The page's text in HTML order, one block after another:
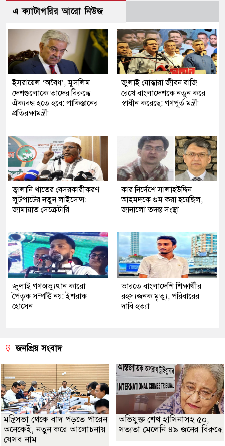
এ ক্যাটাগরির আরো নিউজ
ইসরায়েল ‘অবৈধ’, মুসলিম
দেশগুলোকে তাদের বিরুদ্ধে
ঐক্যবদ্ধ হতে হবে: পাকিস্তানের
প্রতিরক্ষামন্ত্রী
জুলাই যোদ্ধারা জীবন বাজি
রেখে বাংলাদেশকে নতুন করে
স্বাধীন করেছে: গণপূর্ত মন্ত্রী
জ্বালানি খাতের বেসরকারীকরণ
লুটপাটের নতুন লাইসেন্স:
জামায়াত সেক্রেটারি
কার নির্দেশে সালাহউদ্দিন
আহমদকে গুম করা হয়েছিল,
জানালো তদন্ত সংস্থা
জুলাই গণঅভ্যুত্থান কারো
পৈতৃক সম্পত্তি নয়: ইশরাক
হোসেন
ভারতে বাংলাদেশি শিক্ষার্থীর
রহস্যজনক মৃত্যু, পরিবারের
দাবি হত্যা
জনপ্রিয় সংবাদ
মন্ত্রিসভা থেকে বাদ পড়তে পারেন
অনেকেই, নতুন করে আলোচনায়
যেসব নাম
অভিযুক্ত শেখ হাসিনাসহ ৫০,
সত্যতা মেলেনি ৪৯ জনের বিরুদ্ধে